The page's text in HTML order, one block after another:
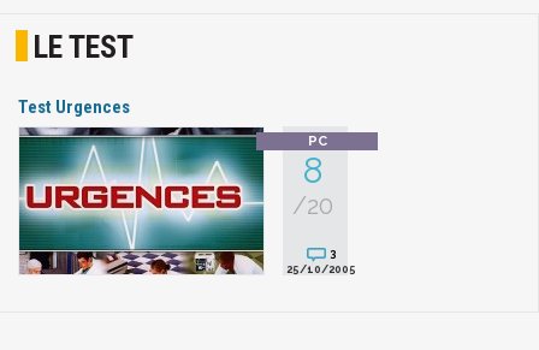
LE TEST
Test Urgences
8
/20
3
25/10/2005